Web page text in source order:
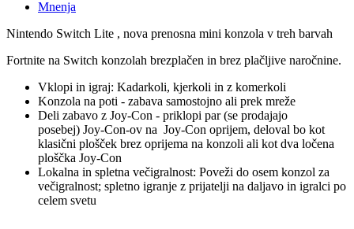
Mnenja
Nintendo Switch Lite , nova prenosna mini konzola v treh barvah
Fortnite na Switch konzolah brezplačen in brez plačljive naročnine.
Vklopi in igraj: Kadarkoli, kjerkoli in z komerkoli
Konzola na poti - zabava samostojno ali prek mreže
Deli zabavo z Joy-Con - priklopi par (se prodajajo
posebej) Joy-Con-ov na Joy-Con oprijem, deloval bo kot
klasični plošček brez oprijema na konzoli ali kot dva ločena
ploščka Joy-Con
Lokalna in spletna večigralnost: Poveži do osem konzol za
večigralnost; spletno igranje z prijatelji na daljavo in igralci po
celem svetu